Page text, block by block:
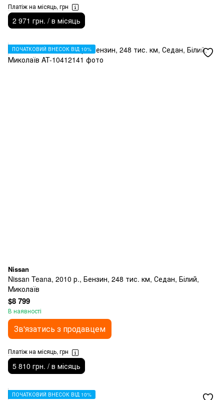
Платіж на місяць, грн
2 971 грн. / в місяць
ПОЧАТКОВИЙ ВНЕСОК ВІД 10%
Nissan
Nissan Teana, 2010 р., Бензин, 248 тис. км, Седан, Білий,
Миколаїв
$8 799
В наявності
Зв'язатись з продавцем
Платіж на місяць, грн
5 810 грн. / в місяць
ПОЧАТКОВИЙ ВНЕСОК ВІД 10%